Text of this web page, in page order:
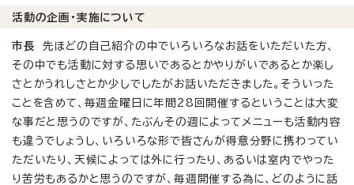
活動の企画・実施について
市長
先ほどの自己紹介の中でいろいろなお話をいただいた方、
その中でも活動に対する思いであるとかやりがいであるとか楽し
さとかうれしさとか少しでしたがお話いただきました。そういった
ことを含めて、毎週金曜日に年間28回開催するということは大変
な事だと思うのですが、たぶんその週によってメニューも活動内容
も違うでしょうし、いろいろな形で皆さんが得意分野に携わってい
ただいたり、天候によっては外に行ったり、あるいは室内でやった
り苦労もあるかと思うのですが、毎週開催する為に、どのように話